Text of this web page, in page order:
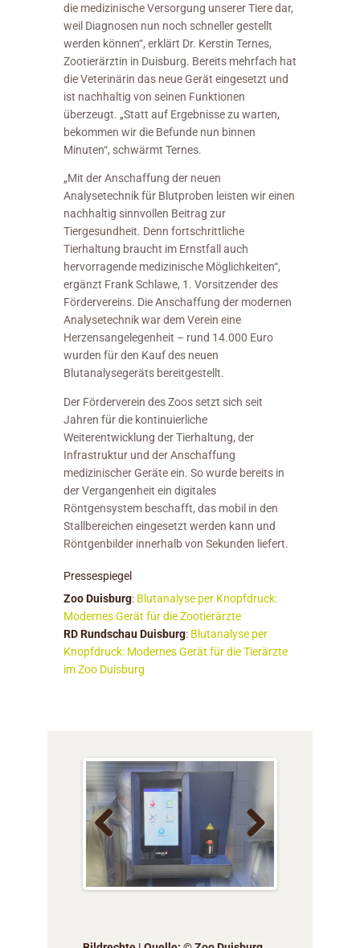
die medizinische Versorgung unserer Tiere dar,
weil Diagnosen nun noch schneller gestellt
werden können“, erklärt Dr. Kerstin Ternes,
Zootierärztin in Duisburg. Bereits mehrfach hat
die Veterinärin das neue Gerät eingesetzt und
ist nachhaltig von seinen Funktionen
überzeugt. „Statt auf Ergebnisse zu warten,
bekommen wir die Befunde nun binnen
Minuten“, schwärmt Ternes.
„Mit der Anschaffung der neuen
Analysetechnik für Blutproben leisten wir einen
nachhaltig sinnvollen Beitrag zur
Tiergesundheit. Denn fortschrittliche
Tierhaltung braucht im Ernstfall auch
hervorragende medizinische Möglichkeiten“,
ergänzt Frank Schlawe, 1. Vorsitzender des
Fördervereins. Die Anschaffung der modernen
Analysetechnik war dem Verein eine
Herzensangelegenheit – rund 14.000 Euro
wurden für den Kauf des neuen
Blutanalysegeräts bereitgestellt.
Der Förderverein des Zoos setzt sich seit
Jahren für die kontinuierliche
Weiterentwicklung der Tierhaltung, der
Infrastruktur und der Anschaffung
medizinischer Geräte ein. So wurde bereits in
der Vergangenheit ein digitales
Röntgensystem beschafft, das mobil in den
Stallbereichen eingesetzt werden kann und
Röntgenbilder innerhalb von Sekunden liefert.
Pressespiegel
Zoo Duisburg: Blutanalyse per Knopfdruck:
Modernes Gerät für die Zootierärzte
RD Rundschau Duisburg: Blutanalyse per
Knopfdruck: Modernes Gerät für die Tierärzte
im Zoo Duisburg
Previo
us
Next